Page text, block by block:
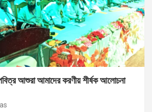
আশুরা আমাদের করণীয় শীর্ষক আলোচনা